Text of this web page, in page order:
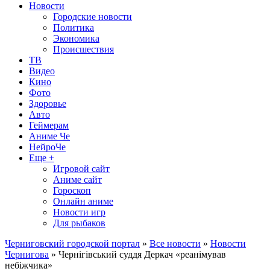
Новости
Городские новости
Политика
Экономика
Происшествия
ТВ
Видео
Кино
Фото
Здоровье
Авто
Геймерам
Аниме Че
НейроЧе
Еще +
Игровой сайт
Аниме сайт
Гороскоп
Онлайн аниме
Новости игр
Для рыбаков
Черниговский городской портал » Все новости » Новости
Чернигова » Чернігівський суддя Деркач «реанімував
небіжчика»